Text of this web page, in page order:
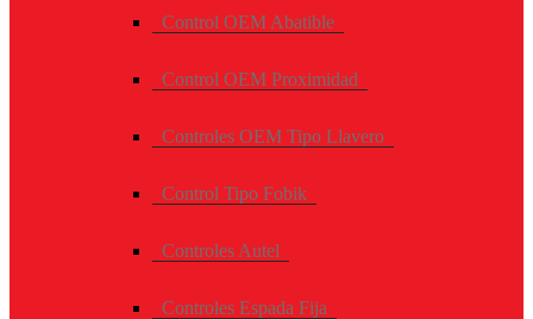
Control OEM Abatible
Control OEM Proximidad
Controles OEM Tipo Llavero
Control Tipo Fobik
Controles Autel
Controles Espada Fija